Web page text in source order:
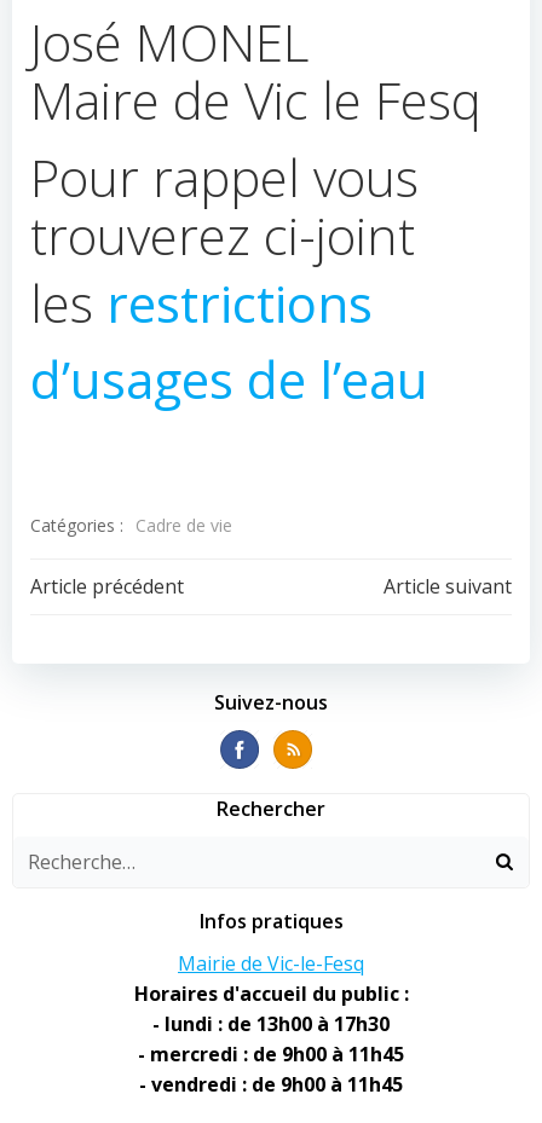
José MONEL
Maire de Vic le Fesq
Pour rappel vous
trouverez ci-joint
les restrictions
d’usages de l’eau
Catégories : Cadre de vie
Navigation
de
Article précédent
Navigation
de
l’article
Article suivant
Suivez-nous
Rechercher
Infos pratiques
Mairie de Vic-le-Fesq
Horaires d'accueil du public :
- lundi : de 13h00 à 17h30
- mercredi : de 9h00 à 11h45
- vendredi : de 9h00 à 11h45